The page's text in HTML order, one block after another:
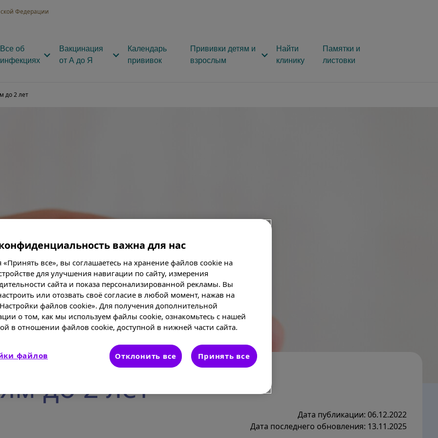
Федерации
Все об
инфекциях
Вакцинация
от А до Я
Календарь
прививок
Прививки детям и
взрослым
Найти
клинику
Памятки и
листовки
до 2 лет
до 2 лет
Дата публикации: 06.12.2022
Дата последнего обновления: 13.11.2025
важна для нас
все», вы соглашаетесь на хранение файлов cookie на
для улучшения навигации по сайту, измерения
сайта и показа персонализированной рекламы. Вы
или отозвать своё согласие в любой момент, нажав на
файлов cookie». Для получения дополнительной
о том, как мы используем файлы cookie, ознакомьтесь с нашей
в отношении файлов cookie, доступной в нижней части сайта.
файлов Отклонить все Принять все